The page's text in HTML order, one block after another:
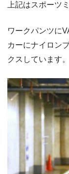
上記はスポーツ
ワークパンツに
カーにナイロン
クスしています。